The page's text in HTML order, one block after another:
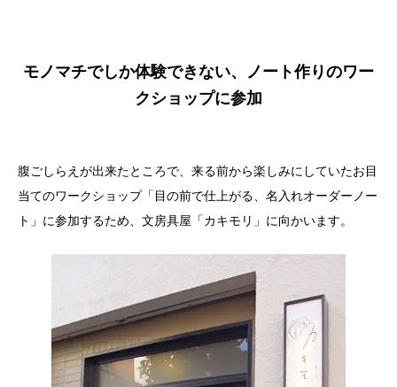
モノマチでしか体験できない、ノート作りのワー
クショップに参加
腹ごしらえが出来たところで、来る前から楽しみにしていたお目
当てのワークショップ「目の前で仕上がる、名入れオーダーノー
ト」に参加するため、文房具屋「カキモリ」に向かいます。